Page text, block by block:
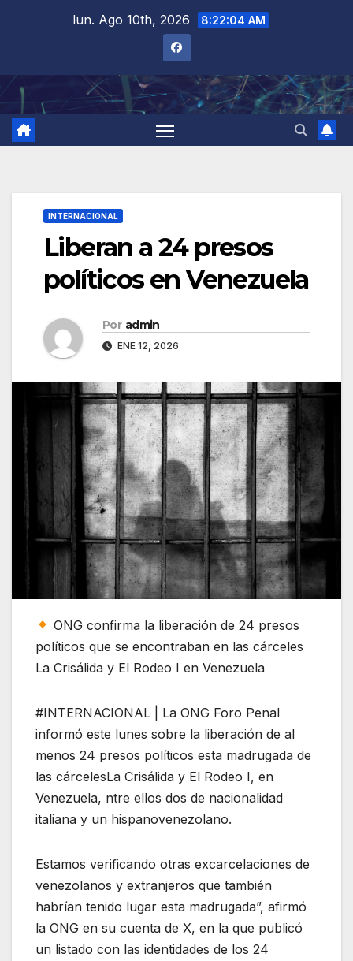
lun. Ago 10th, 2026 8:22:05 AM
INTERNACIONAL
Liberan a 24 presos
políticos en Venezuela
Por admin
ENE 12, 2026
ONG confirma la liberación de 24 presos
políticos que se encontraban en las cárceles
La Crisálida y El Rodeo I en Venezuela
#INTERNACIONAL | La ONG Foro Penal
informó este lunes sobre la liberación de al
menos 24 presos políticos esta madrugada de
las cárcelesLa Crisálida y El Rodeo I, en
Venezuela, ntre ellos dos de nacionalidad
italiana y un hispanovenezolano.
Estamos verificando otras excarcelaciones de
venezolanos y extranjeros que también
habrían tenido lugar esta madrugada”, afirmó
la ONG en su cuenta de X, en la que publicó
un listado con las identidades de los 24